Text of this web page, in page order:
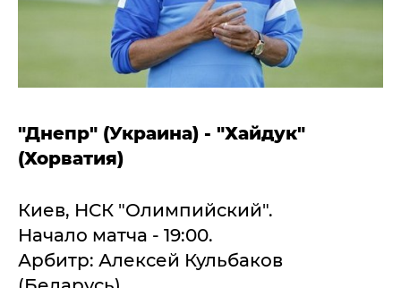
"Днепр" (Украина) - "Хайдук"
(Хорватия)
Киев, НСК "Олимпийский".
Начало матча - 19:00.
Арбитр: Алексей Кульбаков